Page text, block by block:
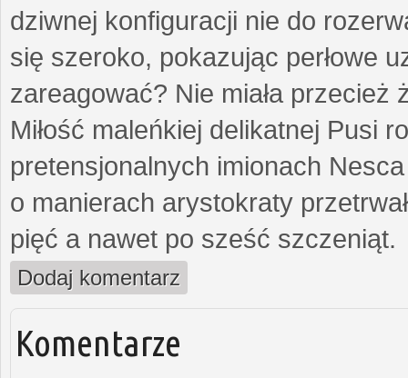
dziwnej konfiguracji nie do
się szeroko, pokazując perłowe
zareagować? Nie miała przecież
Miłość maleńkiej delikatnej Pusi
pretensjonalnych imionach
o manierach arystokraty
pięć a nawet po sześć szczeniąt.
Dodaj komentarz
Komentarze